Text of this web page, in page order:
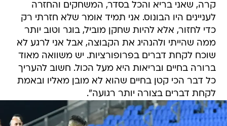
קרה, שאני בריא והכל בסדר, המשחקים והחזרה
לעניינים היו הבונוס. אני תמיד אומר שלא חזרתי רק
כדי לחזור, אלא להיות שחקן מוביל, בוגר וטוב יותר
ממה שהייתי ולהנהיג את הקבוצה, אבל אני לרגע לא
שוכח לקחת דברים בפרופורציות. יש משוואה מאוד
ברורה בחיים ובריאות היא מעל הכול. חשוב להעריך
כל דבר הכי קטן בחיים שהוא לא מובן מאליו ובאמת
לקחת דברים בצורה יותר רגועה".